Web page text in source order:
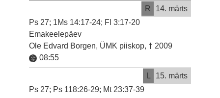
R
14. märts
Ps 27; 1Ms 14:17-24; Fl 3:17-20
Emakeelepäev
Ole Edvard Borgen, ÜMK piiskop, † 2009
08:55
15. märts
Ps 27; Ps 118:26-29; Mt 23:37-39